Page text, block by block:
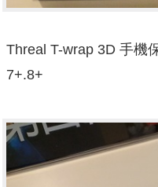
Threal T-wrap 3D 手
7+.8+